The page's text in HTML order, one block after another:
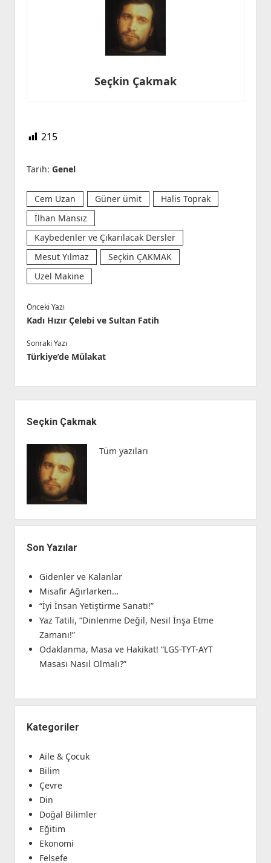
Seçkin Çakmak
215
Tarih: Genel
Cem Uzan Güner ümit
Halis Toprak
İlhan Mansız
Kaybedenler ve Çıkarılacak Dersler
Mesut Yılmaz
Seçkin ÇAKMAK
Uzel Makine
Önceki Yazı
Kadı Hızır Çelebi ve Sultan Fatih
Sonraki Yazı
Türkiye’de Mülakat
Menü
Seçkin Çakmak
Tüm yazıları
Son Yazılar
Gidenler ve Kalanlar
Misafir Ağırlarken…
“İyi İnsan Yetiştirme Sanatı!”
Yaz Tatili, “Dinlenme Değil, Nesil İnşa Etme
Zamanı!”
Odaklanma, Masa ve Hakikat! “LGS-TYT-AYT
Masası Nasıl Olmalı?”
Kategoriler
Aile & Çocuk
Bilim
Çevre
Din
Doğal Bilimler
Eğitim
Ekonomi
Felsefe